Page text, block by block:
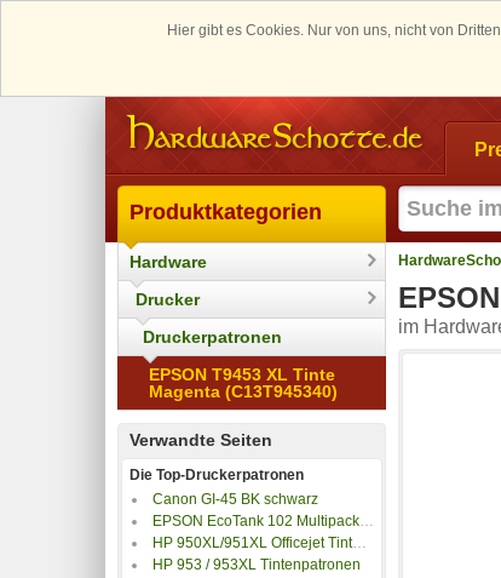
Hier gibt es Cookies. Nur von uns, nicht von
Produktkategorien
Hardware
Drucker
Druckerpatronen
EPSON T9453 XL Tinte
Magenta (C13T945340)
Verwandte Seiten
Die Top-Druckerpatronen
Canon GI-45 BK schwarz
EPSON EcoTank 102 Multipack 337ml
HP 950XL/951XL Officejet Tintenpatronen
HP 953 / 953XL Tintenpatronen
im